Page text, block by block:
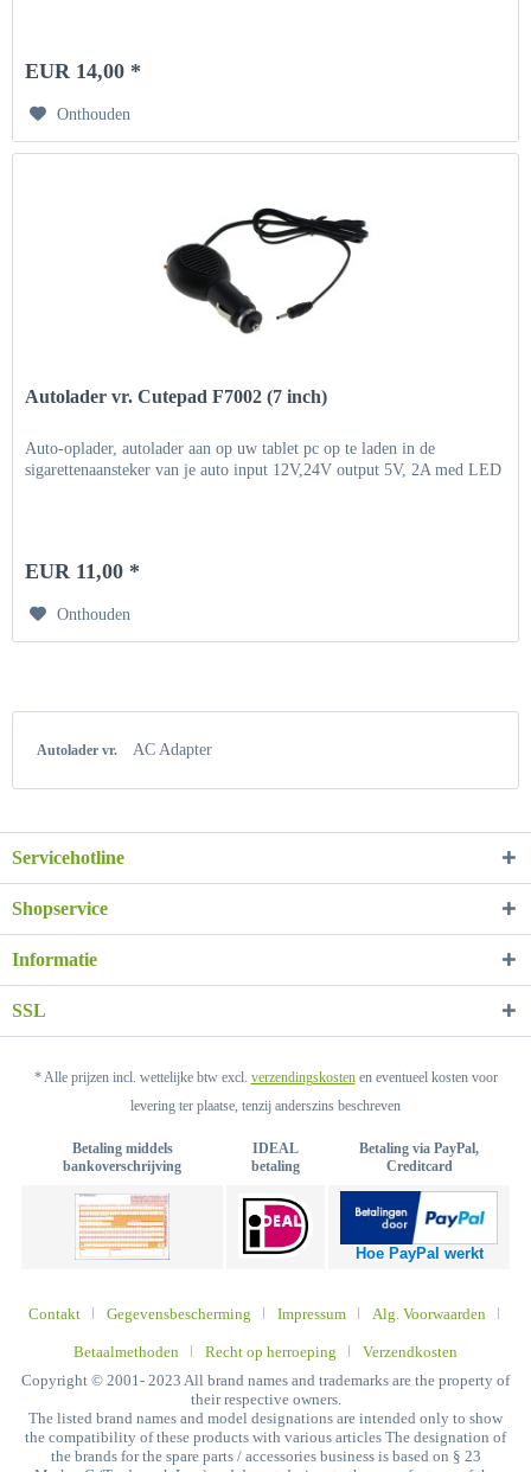
EUR 14,00 *
Onthouden
Autolader vr. Cutepad F7002 (7 inch)
Auto-oplader, autolader aan op uw tablet pc op te laden in de
sigarettenaansteker van je auto input 12V,24V output 5V, 2A med LED
EUR 11,00 *
Onthouden
Autolader vr. AC Adapter
Servicehotline
Shopservice
Informatie
SSL
* Alle prijzen incl. wettelijke btw excl. verzendingskostenen eventueel kosten voor
levering ter plaatse, tenzij anderszins beschreven
Betaling middels
bankoverschrijving
IDEAL
betaling
Betaling via PayPal,
Creditcard
Hoe PayPal werkt
Contakt Gegevensbescherming Impressum Alg. Voorwaarden
Betaalmethoden Recht op herroeping
Verzendkosten
Copyright © 2001- 2023 All brand names and trademarks are the property of
their respective owners.
The listed brand names and model designations are intended only to show
the compatibility of these products with various articles The designation of
the brands for the spare parts / accessories business is based on § 23